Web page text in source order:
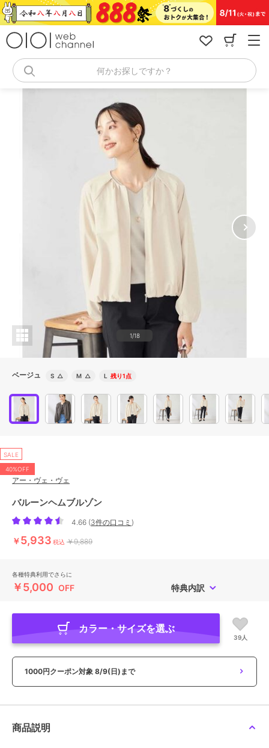
コ
ン
何かお探しですか？
1/18
ベージュ S △ M △ L 残り1点
SALE
40%OFF
アー・ヴェ・ヴェ
バルーンヘムブルゾン
4.66 (3件の口コミ )
￥5,933 税込 ￥9,889
各種特典利用でさらに
￥5,000 OFF 特典内訳
カラー・サイズを選ぶ
39人
1000円クーポン対象 8/9(日)まで
商品説明